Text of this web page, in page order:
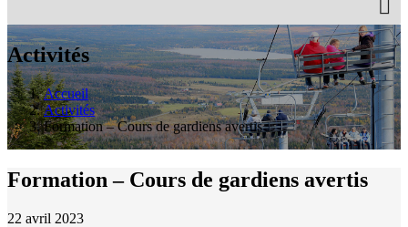
Activités
Accueil
Activités
Formation – Cours de gardiens avertis
Formation – Cours de gardiens avertis
22 avril 2023